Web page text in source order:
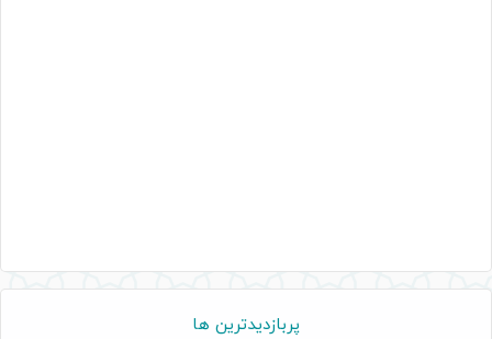
پربازدیدترین ها